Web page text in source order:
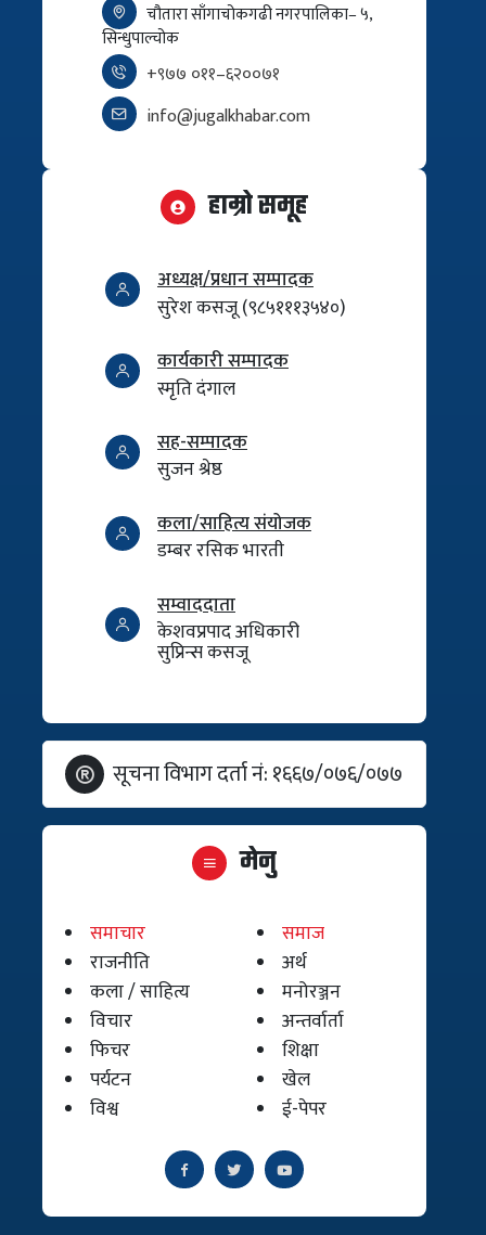
चौतारा साँगाचोकगढी नगरपालिका– ५,
सिन्धुपाल्चोक
+९७७ ०११–६२००७१
info@jugalkhabar.com
हाम्रो समूह
अध्यक्ष/प्रधान सम्पादक
सुरेश कसजू (९८५१११३५४०)
कार्यकारी सम्पादक
स्मृति दंगाल
सह-सम्पादक
सुजन श्रेष्ठ
कला/साहित्य संयोजक
डम्बर रसिक भारती
सम्वाददाता
केशवप्रपाद अधिकारी
सुप्रिन्स कसजू
सूचना विभाग दर्ता नं: १६६७/०७६/०७७
मेनु
समाचार
समाज
राजनीति
अर्थ
कला / साहित्य
मनोरञ्जन
विचार
अन्तर्वार्ता
फिचर
शिक्षा
पर्यटन
खेल
विश्व
ई-पेपर